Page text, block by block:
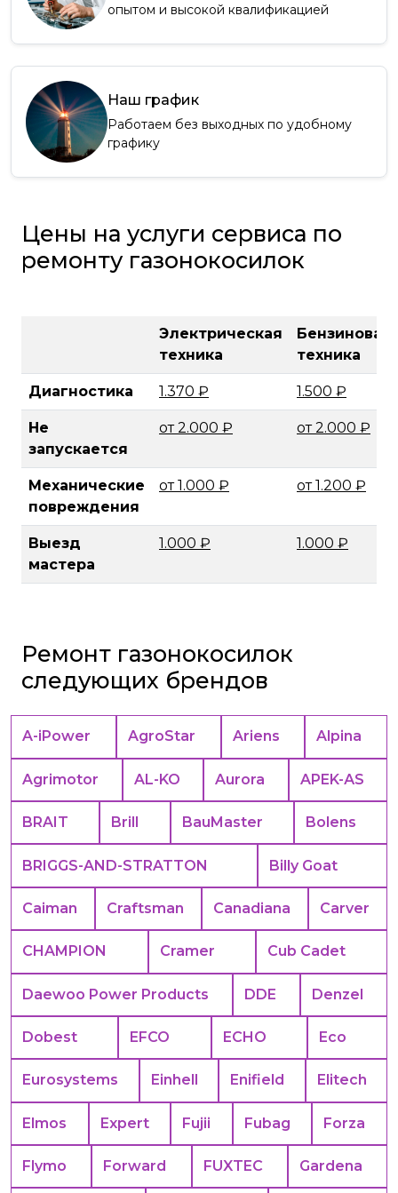
опытом и высокой квалификацией
Наш график
Работаем без выходных по удобному
графику
Цены на услуги сервиса по
ремонту газонокосилок
Электрическая
техника
Бензиновая
техника
Диагностика 1.370 ₽ 1.500 ₽
Не
запускается
от 2.000 ₽ от 2.000 ₽
Механические
повреждения
от 1.000 ₽ от 1.200 ₽
Выезд
мастера
1.000 ₽ 1.000 ₽
Ремонт газонокосилок
следующих брендов
A-iPower AgroStar Ariens Alpina
Agrimotor AL-KO Aurora APEK-АS
BRAIT Brill BauMaster Bolens
BRIGGS-AND-STRATTON Billy Goat
Caiman Craftsman Canadiana Carver
CHAMPION Cramer Cub Cadet
Daewoo Power Products DDE Denzel
Dobest EFCO ECHO Eco
Eurosystems Einhell Enifield Elitech
Elmos Expert Fujii Fubag Forza
Flymo Forward FUXTEC Gardena